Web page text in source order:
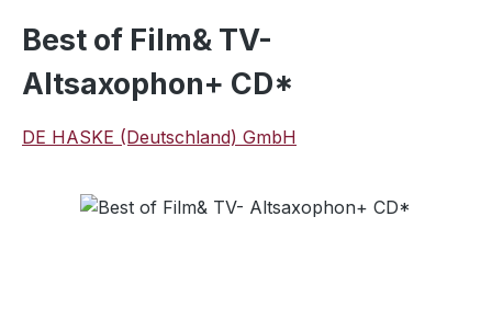
Best of Film& TV-
Altsaxophon+ CD*
DE HASKE (Deutschland) GmbH
Bildergalerie überspringen